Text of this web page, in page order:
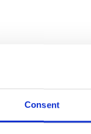
Consent
en